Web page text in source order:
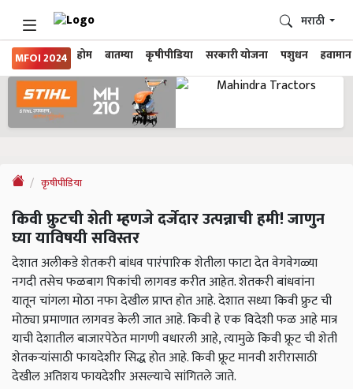
MFOI 2024 होम बातम्या कृषीपीडिया सरकारी योजना पशुधन हवामान
मराठी
कृषीपीडिया
किवी फ्रुटची शेती म्हणजे दर्जेदार उत्पन्नाची हमी! जाणुन
घ्या याविषयी सविस्तर
देशात अलीकडे शेतकरी बांधव पारंपारिक शेतीला फाटा देत वेगवेगळ्या
नगदी तसेच फळबाग पिकांची लागवड करीत आहेत. शेतकरी बांधवांना
यातून चांगला मोठा नफा देखील प्राप्त होत आहे. देशात सध्या किवी फ्रुट ची
मोठ्या प्रमाणात लागवड केली जात आहे. किवी हे एक विदेशी फळ आहे मात्र
याची देशातील बाजारपेठेत मागणी वधारली आहे, त्यामुळे किवी फ्रूट ची शेती
शेतकऱ्यांसाठी फायदेशीर सिद्ध होत आहे. किवी फ्रूट मानवी शरीरासाठी
देखील अतिशय फायदेशीर असल्याचे सांगितले जाते.